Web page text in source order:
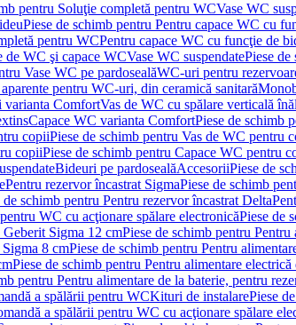
pentru Soluţie completă pentru WCVase WC
Piese de schimb pentru Pentru capace WC cu
pentru WCPentru capace WC cu funcţie de
de WC şi capace WCVase WC suspendatePiese de
Vase WC pe pardosealăWC-uri pentru
pentru WC-uri, din ceramică sanitară
varianta ComfortVas de WC cu spălare verticală
Capace WC varianta ComfortPiese de schimb
copiiPiese de schimb pentru Vas de WC pentru
copiiPiese de schimb pentru Capace WC pentru
Bideuri pe pardosealăAccesoriiPiese de
Pentru rezervor încastrat SigmaPiese de schimb
de schimb pentru Pentru rezervor încastrat Delta
WC cu acţionare spălare electronicăPiese de
Geberit Sigma 12 cmPiese de schimb pentru
Sigma 8 cmPiese de schimb pentru Pentru
Piese de schimb pentru Pentru alimentare
pentru Pentru alimentare de la baterie, pentru
a spălării pentru WCKituri de instalarePiese
a spălării pentru WC cu acţionare spălare